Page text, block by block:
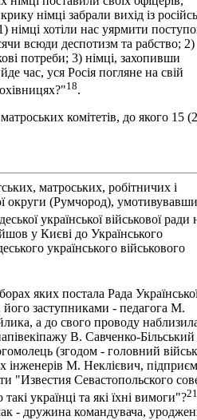
німці забрали вихід із
хотіли нас уярмити
всюди деспотизм та рабство; 2)
потреби; 3) німці, захопивши
час, уся Росія погляне на свій
18.
комітетів, до якого 15
матроських, робітничих і
округи (Румчород), умотивувавши
української військової ради
у Києві до Українського
українського військового
яких постала Рада
заступниками - педагога М.
а до свого проводу
В. Савченко-
(згодом - головний
інженерів М. Неклієвич,
"Известия Севастопольского
українці та які їхні вимоги"?21
- дружина командувача,